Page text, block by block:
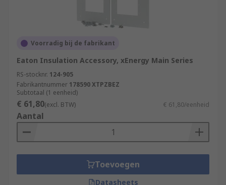
Voorradig bij de fabrikant
Eaton Insulation Accessory, xEnergy Main Series
RS-stocknr. 124-905
Fabrikantnummer 178590 XTPZBEZ
Subtotaal (1 eenheid)
€ 61,80(excl. BTW) € 61,80/eenheid
Aantal
Toevoegen
Datasheets